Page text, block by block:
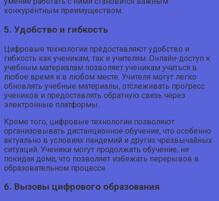
конкурентным преимуществом.
5. Удобство и гибкость
Цифровые технологии предоставляют удобство и
гибкость как ученикам, так и учителям. Онлайн-доступ к
учебным материалам позволяет ученикам учиться в
любое время и в любом месте. Учителя могут легко
обновлять учебные материалы, отслеживать прогресс
учеников и предоставлять обратную связь через
электронные платформы.
Кроме того, цифровые технологии позволяют
организовывать дистанционное обучение, что особенно
актуально в условиях пандемий и других чрезвычайных
ситуаций. Ученики могут продолжать обучение, не
покидая дома, что позволяет избежать перерывов в
образовательном процессе.
6. Вызовы цифрового образования